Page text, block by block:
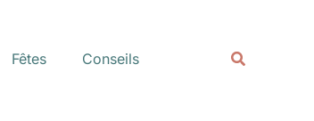
Fêtes Conseils